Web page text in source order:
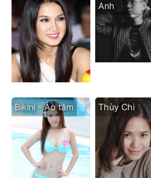
Anh
Bikini - Áo tăm Thùy Chi